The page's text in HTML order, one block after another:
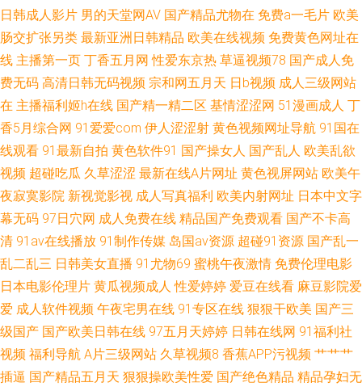
久久九色蝌蚪 91黑丝尤物 国产拉拉 五月天久久影院 91网址免费胸 欧美另类
人妖ts 91处女动漫网站 国产91系列在线 东京热在线网址蜜桃 91国产 女同人
妻睡女同bp 日本阿V免费视频 91免费看片神器 久久草久久爽 乱日P欧美 91
乱黄 在线95国产 成人超碰 男女操视频 91丝袜网站 无码一一二一 91麻豆精
品国产 深夜电影院福利深a 91H片下载入口大全 青青草porn www五月天cn
人人摸人人干 91社区论坛电影 久久性精品 91c处女在线 久久成人黄网站 传
媒二区传媒 91网站入口免费在线看 俺去y俺去 日韩熟女视频
日韩成人影片 男的天堂网AV 国产精品尤物在 免费a一毛片 欧美
肠交扩张另类 最新亚洲日韩精品 欧美在线视频 免费黄色网址在
线 主播第一页 丁香五月网 性爱东京热 草逼视频78 国产成人免
费无码 高清日韩无码视频 宗和网五月天 日b视频 成人三级网站
在 主播福利姬h在线 国产精一精二区 基情涩涩网 51漫画成人 丁
香5月综合网 91爱爱com 伊人涩涩射 黄色视频网址导航 91国在
线观看 91最新自拍 黄色软件91 国产操女人 国产乱人 欧美乱欲
视频 超碰吃瓜 久草涩涩 最新在线A片网址 黄色视屏网站 欧美午
夜寂寞影院 新视觉影视 成人写真福利 欧美内射网址 日本中文字
幕无码 97日穴网 成人免费在线 精品国产免费观看 国产不卡高
清 91av在线播放 91制作传媒 岛国av资源 超碰91资源 国产乱一
乱二乱三 日韩美女直播 91尤物69 蜜桃午夜激情 免费伦理电影
日本电影伦理片 黄瓜视频成人 性爱婷婷 爱豆在线看 麻豆影院爱
爱 成人软件视频 午夜宅男在线 91专区在线 狠狠干欧美 国产三
级国产 国产欧美日韩在线 97五月天婷婷 日韩在线网 91福利社
视频 福利导航 A片三级网站 久草视频8 香蕉APP污视频 艹艹艹
插逼 国产精品五月天 狠狠操欧美性爱 国产绝色精品 精品孕妇无